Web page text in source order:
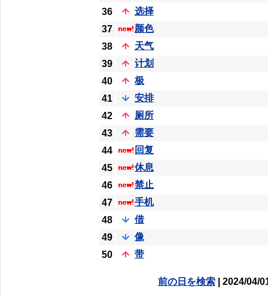
36
选择
37
颜色
38
天气
39
计划
40
极
41
安排
42
厕所
43
需要
44
回复
45
休息
46
禁止
47
手机
48
借
49
像
50
带
前の日を検索| 2024/04/